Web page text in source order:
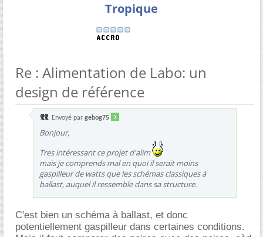
Tropique
Re : Alimentation de Labo: un
design de référence
Envoyé par gebog75
Bonjour,
Tres intéressant ce projet d'alim
mais je comprends mal en quoi il serait moins
gaspilleur de watts que les schémas classiques à
ballast, auquel il ressemble dans sa structure.
C'est bien un schéma à ballast, et donc
potentiellement gaspilleur dans certaines conditions.